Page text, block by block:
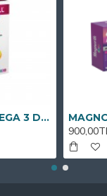
GEBYFOLL OMEGA 3 DHA